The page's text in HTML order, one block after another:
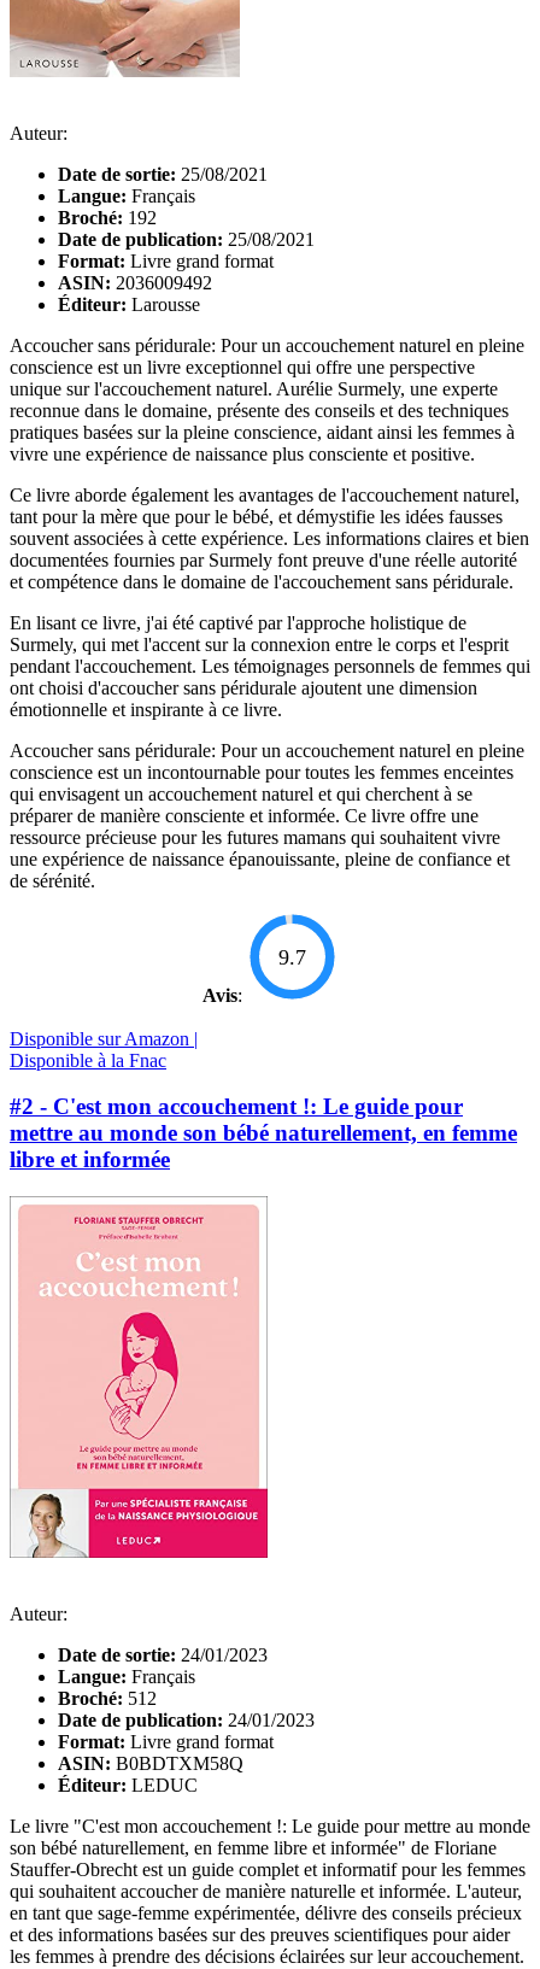
Auteur:
Date de sortie: 25/08/2021
Langue: Français
Broché: 192
Date de publication: 25/08/2021
Format: Livre grand format
ASIN: 2036009492
Éditeur: Larousse
Accoucher sans péridurale: Pour un accouchement naturel en pleine
conscience est un livre exceptionnel qui offre une perspective
unique sur l'accouchement naturel. Aurélie Surmely, une experte
reconnue dans le domaine, présente des conseils et des techniques
pratiques basées sur la pleine conscience, aidant ainsi les femmes à
vivre une expérience de naissance plus consciente et positive.
Ce livre aborde également les avantages de l'accouchement naturel,
tant pour la mère que pour le bébé, et démystifie les idées fausses
souvent associées à cette expérience. Les informations claires et bien
documentées fournies par Surmely font preuve d'une réelle autorité
et compétence dans le domaine de l'accouchement sans péridurale.
En lisant ce livre, j'ai été captivé par l'approche holistique de
Surmely, qui met l'accent sur la connexion entre le corps et l'esprit
pendant l'accouchement. Les témoignages personnels de femmes qui
ont choisi d'accoucher sans péridurale ajoutent une dimension
émotionnelle et inspirante à ce livre.
Accoucher sans péridurale: Pour un accouchement naturel en pleine
conscience est un incontournable pour toutes les femmes enceintes
qui envisagent un accouchement naturel et qui cherchent à se
préparer de manière consciente et informée. Ce livre offre une
ressource précieuse pour les futures mamans qui souhaitent vivre
une expérience de naissance épanouissante, pleine de confiance et
de sérénité.
Avis:
9.7
Disponible sur Amazon |
Disponible à la Fnac
#2 - C'est mon accouchement !: Le guide pour
mettre au monde son bébé naturellement, en femme
libre et informée
Auteur:
Date de sortie: 24/01/2023
Langue: Français
Broché: 512
Date de publication: 24/01/2023
Format: Livre grand format
ASIN: B0BDTXM58Q
Éditeur: LEDUC
Le livre "C'est mon accouchement !: Le guide pour mettre au monde
son bébé naturellement, en femme libre et informée" de Floriane
Stauffer-Obrecht est un guide complet et informatif pour les femmes
qui souhaitent accoucher de manière naturelle et informée. L'auteur,
en tant que sage-femme expérimentée, délivre des conseils précieux
et des informations basées sur des preuves scientifiques pour aider
les femmes à prendre des décisions éclairées sur leur accouchement.